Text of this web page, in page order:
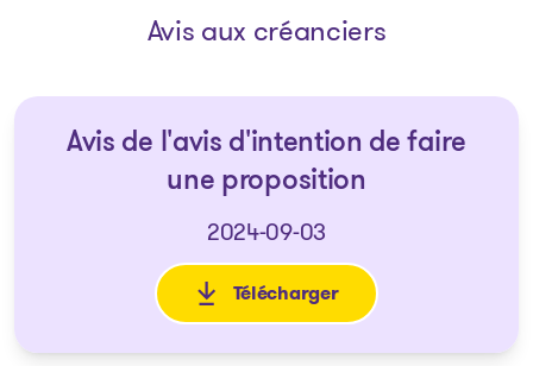
Avis aux créanciers
Avis de l'avis d'intention de faire
une proposition
2024-09-03
Télécharger
: Avis de l'avis d'intention de